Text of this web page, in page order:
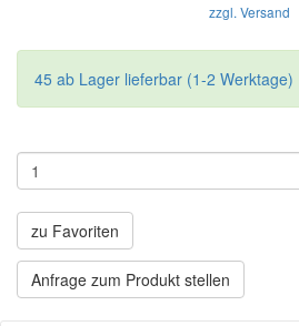
zzgl. Versand
45 ab Lager lieferbar (1-2 Werktage)
zu Favoriten
Anfrage zum Produkt stellen